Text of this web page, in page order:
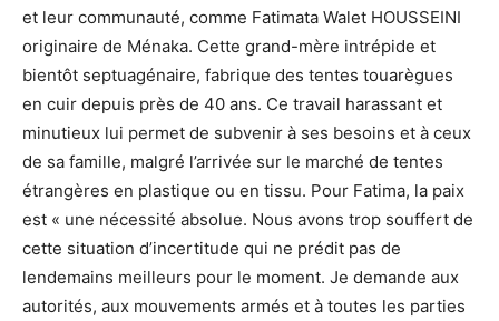
et leur communauté, comme Fatimata Walet HOUSSEINI
originaire de Ménaka. Cette grand-mère intrépide et
bientôt septuagénaire, fabrique des tentes touarègues
en cuir depuis près de 40 ans. Ce travail harassant et
minutieux lui permet de subvenir à ses besoins et à ceux
de sa famille, malgré l’arrivée sur le marché de tentes
étrangères en plastique ou en tissu. Pour Fatima, la paix
est « une nécessité absolue. Nous avons trop souffert de
cette situation d’incertitude qui ne prédit pas de
lendemains meilleurs pour le moment. Je demande aux
autorités, aux mouvements armés et à toutes les parties